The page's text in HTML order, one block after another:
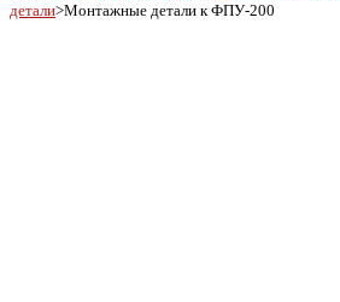
детали>Монтажные детали к ФПУ-200